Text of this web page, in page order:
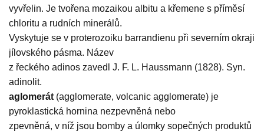
vyvřelin. Je tvořena mozaikou albitu a křemene s příměsí
chloritu a rudních minerálů.
Vyskytuje se v proterozoiku barrandienu při severním okraji
jílovského pásma. Název
z řeckého adinos zavedl J. F. L. Haussmann (1828). Syn.
adinolit.
aglomerát(agglomerate, volcanic agglomerate) je
pyroklastická hornina nezpevněná nebo
zpevněná, v níž jsou bomby a úlomky sopečných produktů